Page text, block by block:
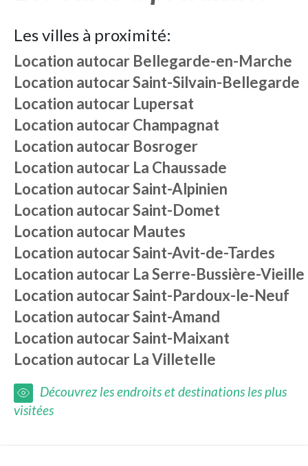
Les villes à proximité:
Location autocar Bellegarde-en-Marche
Location autocarSaint-Silvain-Bellegarde
Location autocar Lupersat
Location autocarChampagnat
Location autocar Bosroger
Location autocar La Chaussade
Location autocarSaint-Alpinien
Location autocarSaint-Domet
Location autocar Mautes
Location autocarSaint-Avit-de-Tardes
Location autocar La Serre-Bussière-Vieille
Location autocarSaint-Pardoux-le-Neuf
Location autocarSaint-Amand
Location autocarSaint-Maixant
Location autocar La Villetelle
Découvrez les endroits et destinations les plus
visitées